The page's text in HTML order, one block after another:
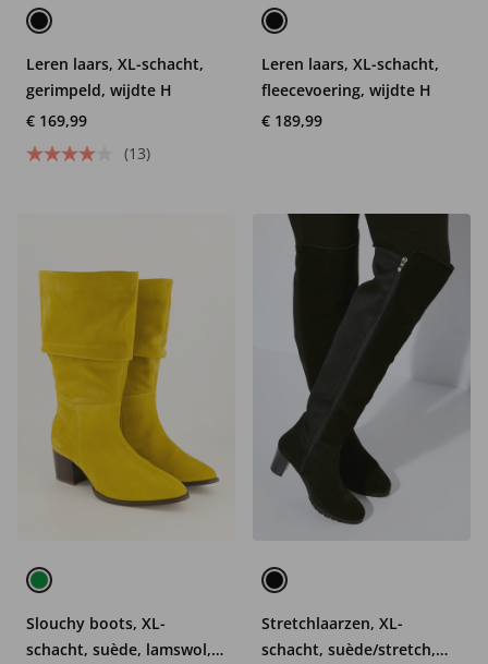
Leren laars, XL-schacht,
gerimpeld, wijdte H
€ 169,99
(13)
Leren laars, XL-schacht,
fleecevoering, wijdte H
€ 189,99
Slouchy boots, XL-
schacht, suède, lamswol,
Stretchlaarzen, XL-
schacht, suède/stretch,